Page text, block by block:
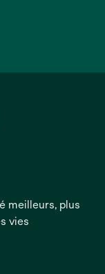
meilleurs, plus
vies